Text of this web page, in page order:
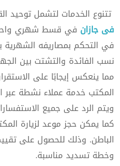
تتنوع الخدمات لتشمل توحيد
فى جازان في قسط شهري
في التحكم بمصاريفه
نسب الفائدة والتشتت بين
مما ينعكس إيجابًا على
المكتب خدمة عملاء نشطة عبر
ويتم الرد على جميع
كما يمكن حجز موعد لزيارة
الباطن. وذلك للحصول على
وخطة تسديد مناسبة.